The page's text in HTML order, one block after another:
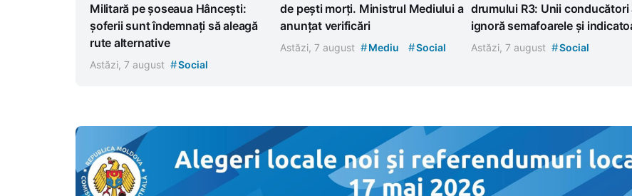
Militară pe șoseaua Hâncești:
șoferii sunt îndemnați să aleagă
rute alternative
Astăzi, 7 august #Social
de pești morți. Ministrul Mediului a
anunțat verificări
Astăzi, 7 august #Mediu #Social
drumului R3: Unii conducători
ignoră semafoarele și
Astăzi, 7 august #Social